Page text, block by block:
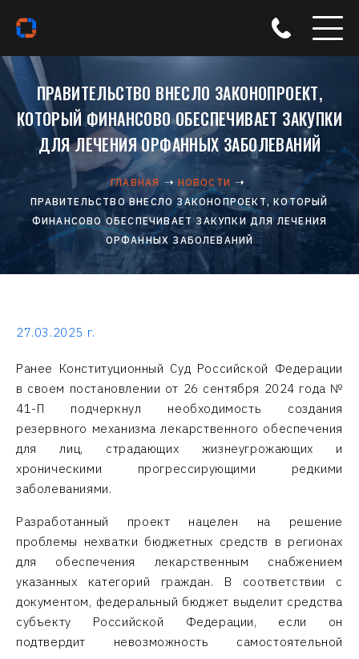
ПРАВИТЕЛЬСТВО ВНЕСЛО ЗАКОНОПРОЕКТ,
КОТОРЫЙ ФИНАНСОВО ОБЕСПЕЧИВАЕТ ЗАКУПКИ
ДЛЯ ЛЕЧЕНИЯ ОРФАННЫХ ЗАБОЛЕВАНИЙ
ГЛАВНАЯ
НОВОСТИ
ПРАВИТЕЛЬСТВО ВНЕСЛО ЗАКОНОПРОЕКТ, КОТОРЫЙ
ФИНАНСОВО ОБЕСПЕЧИВАЕТ ЗАКУПКИ ДЛЯ ЛЕЧЕНИЯ
ОРФАННЫХ ЗАБОЛЕВАНИЙ
27.03.2025 г.
Ранее Конституционный Суд Российской Федерации
в своем постановлении от 26 сентября 2024 года №
41-П подчеркнул необходимость создания
резервного механизма лекарственного обеспечения
для лиц, страдающих жизнеугрожающих и
хроническими прогрессирующими редкими
заболеваниями.
Разработанный проект нацелен на решение
проблемы нехватки бюджетных средств в регионах
для обеспечения лекарственным снабжением
указанных категорий граждан. В соответствии с
документом, федеральный бюджет выделит средства
субъекту Российской Федерации, если он
подтвердит невозможность самостоятельной